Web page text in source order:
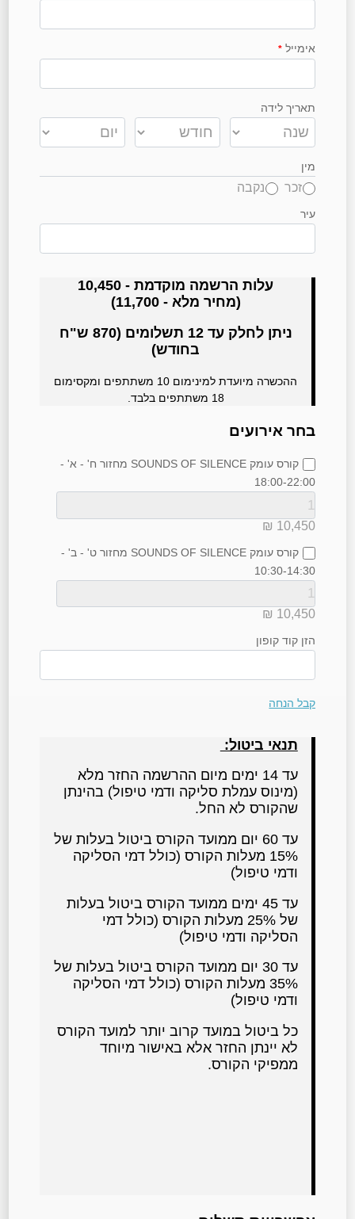
אימייל *
תאריך לידה
מין
זכר נקבה
עיר
עלות הרשמה מוקדמת - 10,450
(מחיר מלא - 11,700)
ניתן לחלק עד 12 תשלומים (870 ש"ח
בחודש)
ההכשרה מיועדת למינימום 10 משתתפים ומקסימום
18 משתתפים בלבד.
בחר אירועים
קורס עומק SOUNDS OF SILENCE מחזור ח' - א' -
18:00-22:00
10,450
₪
קורס עומק SOUNDS OF SILENCE מחזור ט' - ב' -
10:30-14:30
10,450
₪
הזן קוד קופון
קבל הנחה
תנאי ביטול:
עד 14 ימים מיום ההרשמה החזר מלא
(מינוס עמלת סליקה ודמי טיפול) בהינתן
שהקורס לא החל.
עד 60 יום ממועד הקורס ביטול בעלות של
15% מעלות הקורס (כולל דמי הסליקה
ודמי טיפול)
עד 45 ימים ממועד הקורס ביטול בעלות
של 25% מעלות הקורס (כולל דמי
הסליקה ודמי טיפול)
עד 30 יום ממועד הקורס ביטול בעלות של
35% מעלות הקורס (כולל דמי הסליקה
ודמי טיפול)
כל ביטול במועד קרוב יותר למועד הקורס
לא יינתן החזר אלא באישור מיוחד
ממפיקי הקורס.